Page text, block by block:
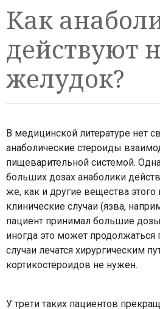
Как
действуют
желудок?
В медицинской литературе нет
анаболические стероиды
пищеварительной системой.
больших дозах анаболики
же, как и другие вещества
клинические случаи (язва,
пациент принимал большие
иногда это может
случаи лечатся хирургическим
кортикостероидов не нужен.
У трети таких пациентов